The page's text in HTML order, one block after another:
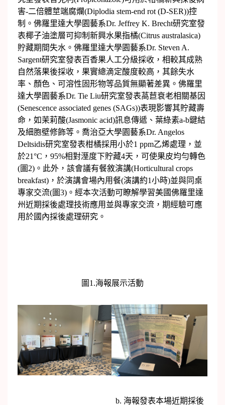
害-二倍體莖端腐爛(Diplodia stem-end rot (D-SER))控
制。佛羅里達大學園藝系Dr. Jeffrey K. Brecht研究室發
表椰子油塗層可抑制新興水果指橘(Citrus australasica)
貯藏期間失水。佛羅里達大學園藝系Dr. Steven A.
Sargent研究室發表百香果人工分級採收，相較其成熟
自然落果後採收，果實總滴定酸度較高，其餘失水
率、顏色、可溶性固形物等品質無顯著差異。佛羅里
達大學園藝系Dr. Tie Liu研究室發表萵苣衰老相關基因
(Senescence associated genes (SAGs))表現影響其貯藏壽
命，如茉莉酸(Jasmonic acid)訊息傳遞、葉綠素a-b鍵結
及細胞壁修飾等。喬治亞大學園藝系Dr. Angelos
Deltsidis研究室發表柑橘採用小於1 ppm乙烯處理，並
於21°C，95%相對溼度下貯藏4天，可使果皮均勻轉色
(圖2)。此外，該會議有餐敘演講(Horticultural crops
breakfast)，於演講會場內用餐(演講約1小時)並與同桌
專家交流(圖3)。經本次活動可瞭解學習美國佛羅里達
州近期採後處理技術應用並與專家交流，期經驗可應
用於國內採後處理研究。
圖1.海報展示活動
b. 海報發表本場近期採後